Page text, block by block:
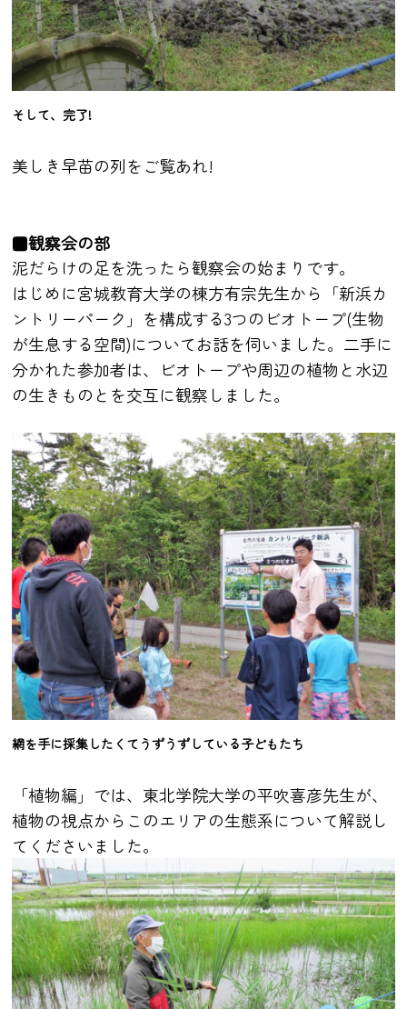
そして、完了!
美しき早苗の列をご覧あれ!
■観察会の部
泥だらけの足を洗ったら観察会の始まりです。
はじめに宮城教育大学の棟方有宗先生から「新浜カ
ントリーパーク」を構成する3つのビオトープ(生物
が生息する空間)についてお話を伺いました。二手に
分かれた参加者は、ビオトープや周辺の植物と水辺
の生きものとを交互に観察しました。
網を手に採集したくてうずうずしている子どもたち
「植物編」では、東北学院大学の平吹喜彦先生が、
植物の視点からこのエリアの生態系について解説し
てくださいました。